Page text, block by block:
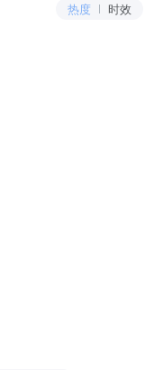
热度 时效